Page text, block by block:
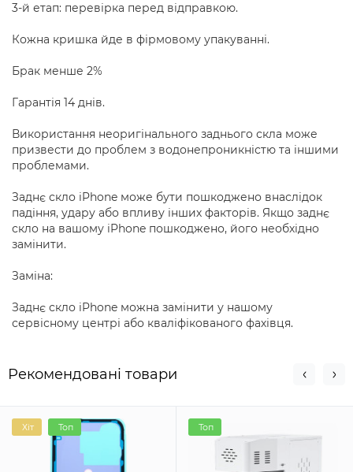
3-й етап: перевірка перед відправкою.
Кожна кришка йде в фірмовому упакуванні.
Брак менше 2%
Гарантія 14 днів.
Використання неоригінального заднього скла може
призвести до проблем з водонепроникністю та іншими
проблемами.
Заднє скло iPhone може бути пошкоджено внаслідок
падіння, удару або впливу інших факторів. Якщо заднє
скло на вашому iPhone пошкоджено, його необхідно
замінити.
Заміна:
Заднє скло iPhone можна замінити у нашому
сервісному центрі або кваліфікованого фахівця.
Рекомендовані товари
Хіт Топ Топ